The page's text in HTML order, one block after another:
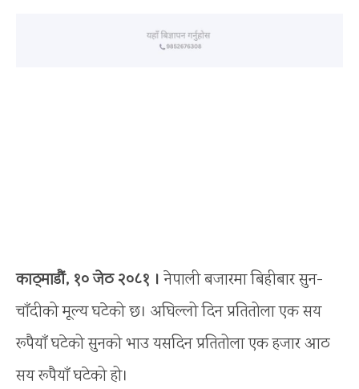
काठ्माडौं, १० जेठ २०८१ । नेपाली बजारमा बिहीबार सुन-
चाँदीको मूल्य घटेको छ। अघिल्लो दिन प्रतितोला एक सय
रूपैयाँ घटेको सुनको भाउ यसदिन प्रतितोला एक हजार आठ
सय रूपैयाँ घटेको हो।